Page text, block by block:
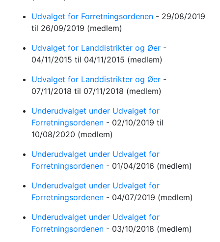
Udvalget for Forretningsordenen - 29/08/2019
til 26/09/2019 (medlem)
Udvalget for Landdistrikter og Øer -
04/11/2015 til 04/11/2015 (medlem)
Udvalget for Landdistrikter og Øer -
07/11/2018 til 07/11/2018 (medlem)
Underudvalget under Udvalget for
Forretningsordenen - 02/10/2019 til
10/08/2020 (medlem)
Underudvalget under Udvalget for
Forretningsordenen - 01/04/2016 (medlem)
Underudvalget under Udvalget for
Forretningsordenen - 04/07/2019 (medlem)
Underudvalget under Udvalget for
Forretningsordenen - 03/10/2018 (medlem)